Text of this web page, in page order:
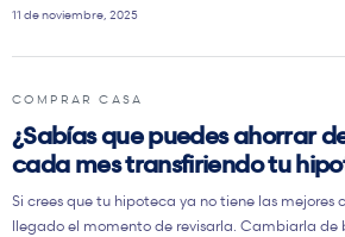
11 de noviembre, 2025
COMPRAR CASA
¿Sabías que puedes ahorrar
cada mes transfiriendo tu
Si crees que tu hipoteca ya no tiene las mejores
llegado el momento de revisarla. Cambiarla de